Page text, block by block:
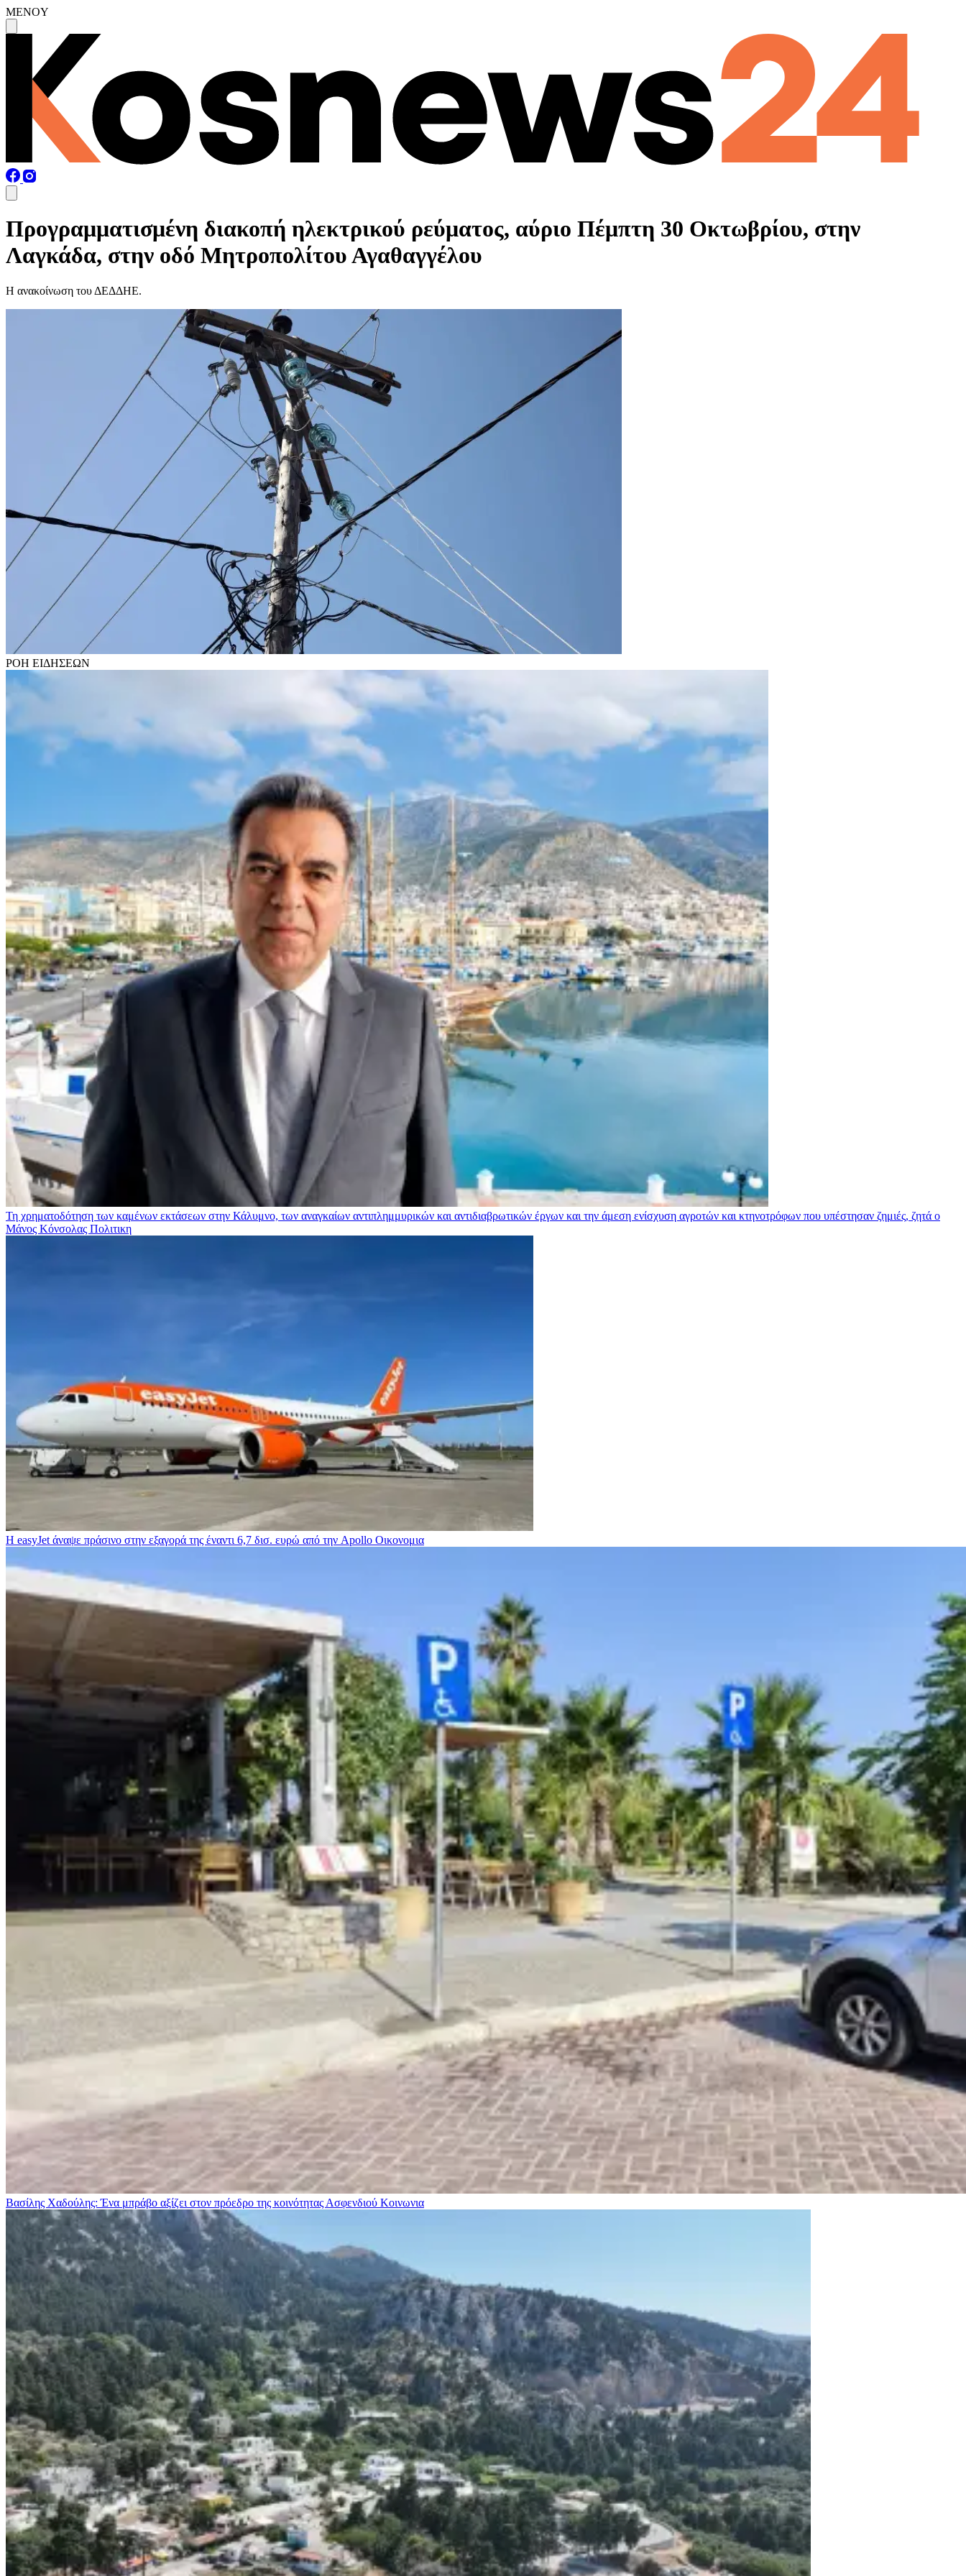
MENOY
Προγραμματισμένη διακοπή ηλεκτρικού ρεύματος, αύριο Πέμπτη 30 Οκτωβρίου, στην
Λαγκάδα, στην οδό Μητροπολίτου Αγαθαγγέλου
Η ανακοίνωση του ΔΕΔΔΗΕ.
ΡΟΗ ΕΙΔΗΣΕΩΝ
Τη χρηματοδότηση των καμένων εκτάσεων στην Κάλυμνο, των αναγκαίων αντιπλημμυρικών και αντιδιαβρωτικών έργων και την άμεση ενίσχυση αγροτών και κτηνοτρόφων που υπέστησαν ζημιές, ζητά ο
Μάνος Κόνσολας Πολιτικη
Η easyJet άναψε πράσινο στην εξαγορά της έναντι 6,7 δισ. ευρώ από την Apollo Οικονομια
Βασίλης Χαδούλης: Ένα μπράβο αξίζει στον πρόεδρο της κοινότητας Ασφενδιού Κοινωνια